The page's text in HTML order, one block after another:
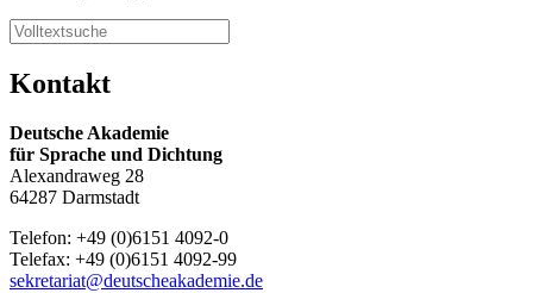
Kontakt
Deutsche Akademie
für Sprache und Dichtung
Alexandraweg 28
64287 Darmstadt
Telefon: +49 (0)6151 4092-0
Telefax: +49 (0)6151 4092-99
sekretariat@deutscheakademie.de